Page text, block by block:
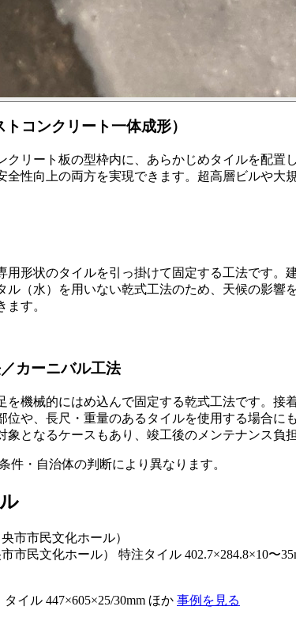
コンクリート一体成形）
クリート板の型枠内に、あらかじめタイルを配
性向上の両方を実現できます。超高層ビルや大
用形状のタイルを引っ掛けて固定する工法です
ル（水）を用いない乾式工法のため、天候の影
す。
カーニバル工法
を機械的にはめ込んで固定する乾式工法です。
位や、長尺・重量のあるタイルを使用する場合
象となるケースもあり、竣工後のメンテナンス負
・自治体の判断により異なります。
市民文化ホール） 特注タイル 402.7×284.8×10〜
イル 447×605×25/30mm ほか 事例を見る